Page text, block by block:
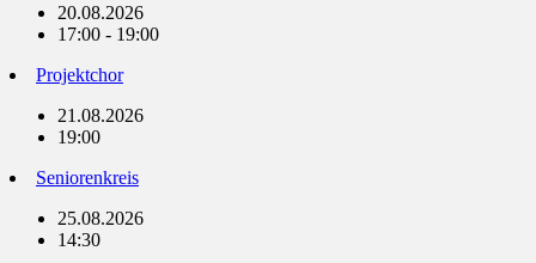
20.08.2026
17:00 - 19:00
Projektchor
21.08.2026
19:00
Seniorenkreis
25.08.2026
14:30